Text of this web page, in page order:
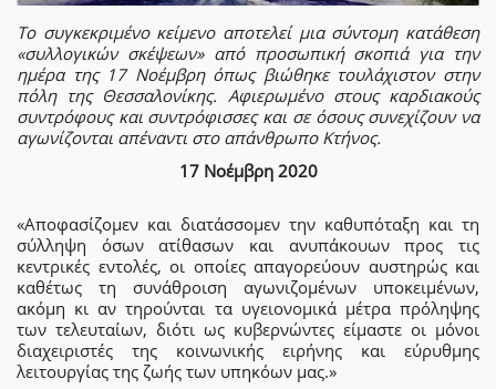
Το συγκεκριμένο κείμενο αποτελεί μια σύντομη κατάθεση
«συλλογικών σκέψεων» από προσωπική σκοπιά για την
ημέρα της 17 Νοέμβρη όπως βιώθηκε τουλάχιστον στην
πόλη της Θεσσαλονίκης. Αφιερωμένο στους καρδιακούς
συντρόφους και συντρόφισσες και σε όσους συνεχίζουν να
αγωνίζονται απέναντι στο απάνθρωπο Κτήνος.
17 Νοέμβρη 2020
«Αποφασίζομεν και διατάσσομεν την καθυπόταξη και τη
σύλληψη όσων ατίθασων και ανυπάκουων προς τις
κεντρικές εντολές, οι οποίες απαγορεύουν αυστηρώς και
καθέτως τη συνάθροιση αγωνιζομένων υποκειμένων,
ακόμη κι αν τηρούνται τα υγειονομικά μέτρα πρόληψης
των τελευταίων, διότι ως κυβερνώντες είμαστε οι μόνοι
διαχειριστές της κοινωνικής ειρήνης και εύρυθμης
λειτουργίας της ζωής των υπηκόων μας.»